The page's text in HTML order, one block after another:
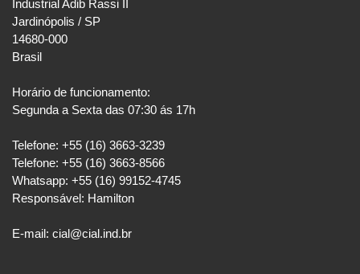
Industrial Adib Rassi II
Jardinópolis / SP
14680-000
Brasil
Horário de funcionamento:
Segunda a Sexta das 07:30 ás 17h
Telefone: +55 (16) 3663-3239
Telefone: +55 (16) 3663-8566
Whatsapp: +55 (16) 99152-4745
Responsável: Hamilton
E-mail: cial@cial.ind.br